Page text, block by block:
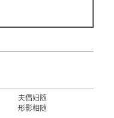
夫倡妇随
形影相随